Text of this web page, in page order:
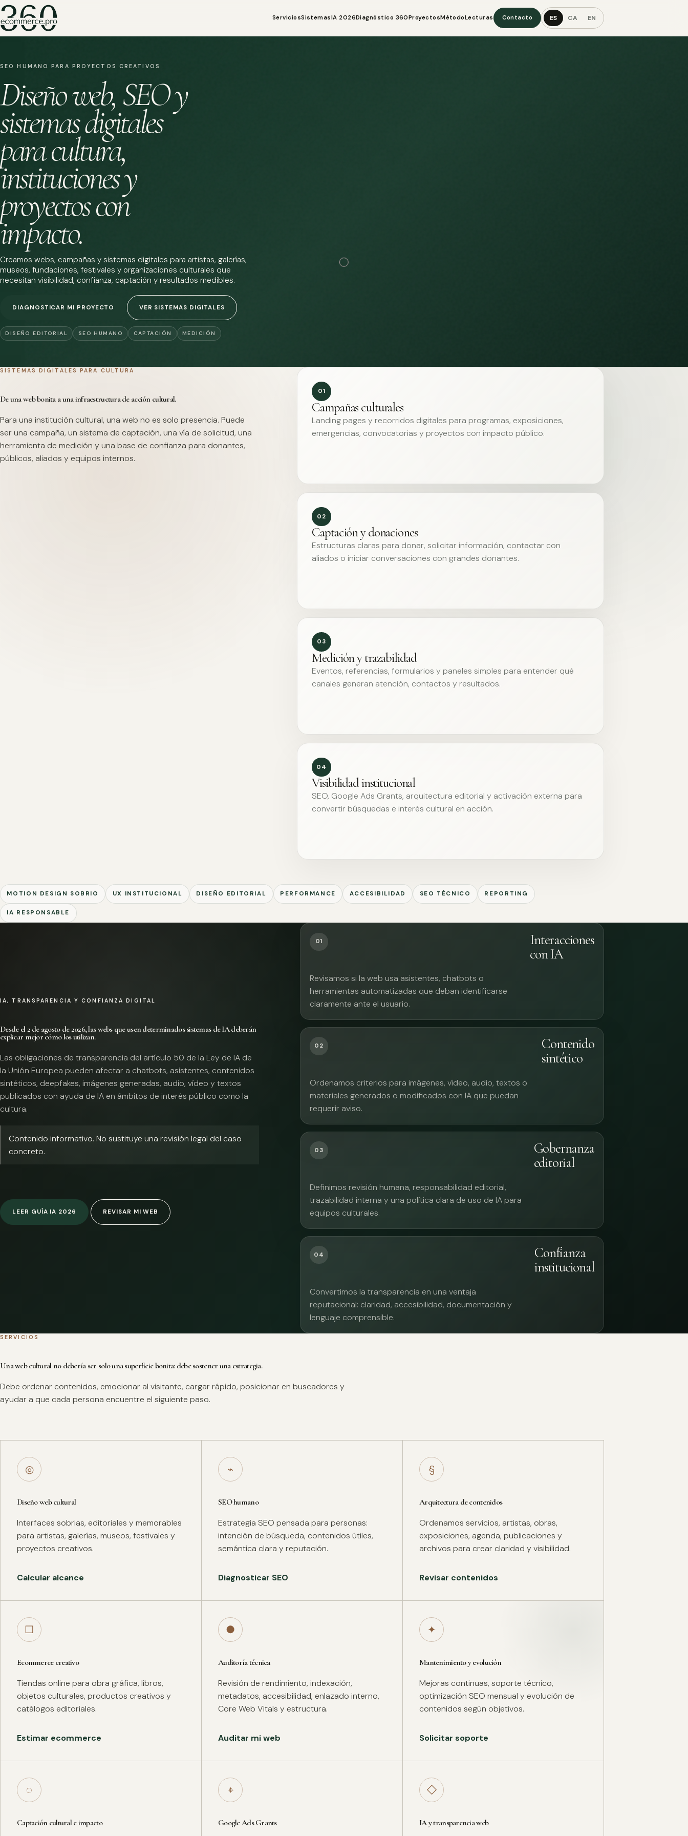
ServiciosSistemasIA 2026Diagnóstico 360ProyectosMétodoLecturas Contacto ES CA EN
SEO HUMANO PARA PROYECTOS CREATIVOS
Diseño web, SEO y
sistemas digitales
para cultura,
instituciones y
proyectos con
impacto.
Creamos webs, campañas y sistemas digitales para artistas, galerías,
museos, fundaciones, festivales y organizaciones culturales que
necesitan visibilidad, confianza, captación y resultados medibles.
DIAGNOSTICAR MI PROYECTO VER SISTEMAS DIGITALES
DISEÑO EDITORIAL SEO HUMANO CAPTACIÓN MEDICIÓN
SISTEMAS DIGITALES PARA CULTURA
De una web bonita a una infraestructura de acción cultural.
Para una institución cultural, una web no es solo presencia. Puede
ser una campaña, un sistema de captación, una vía de solicitud, una
herramienta de medición y una base de confianza para donantes,
públicos, aliados y equipos internos.
01
Campañas culturales
Landing pages y recorridos digitales para programas, exposiciones,
emergencias, convocatorias y proyectos con impacto público.
02
Captación y donaciones
Estructuras claras para donar, solicitar información, contactar con
aliados o iniciar conversaciones con grandes donantes.
03
Medición y trazabilidad
Eventos, referencias, formularios y paneles simples para entender qué
canales generan atención, contactos y resultados.
04
Visibilidad institucional
SEO, Google Ads Grants, arquitectura editorial y activación externa para
convertir búsquedas e interés cultural en acción.
MOTION DESIGN SOBRIO UX INSTITUCIONAL DISEÑO EDITORIAL PERFORMANCE ACCESIBILIDAD SEO TÉCNICO REPORTING
IA RESPONSABLE
IA, TRANSPARENCIA Y CONFIANZA DIGITAL
Desde el 2 de agosto de 2026, las webs que usen determinados sistemas de IA deberán
explicar mejor cómo los utilizan.
Las obligaciones de transparencia del artículo 50 de la Ley de IA de
la Unión Europea pueden afectar a chatbots, asistentes, contenidos
sintéticos, deepfakes, imágenes generadas, audio, vídeo y textos
publicados con ayuda de IA en ámbitos de interés público como la
cultura.
Contenido informativo. No sustituye una revisión legal del caso
concreto.
LEER GUÍA IA 2026 REVISAR MI WEB
01
Interacciones
con IA
Revisamos si la web usa asistentes, chatbots o
herramientas automatizadas que deban identificarse
claramente ante el usuario.
02
Contenido
sintético
Ordenamos criterios para imágenes, vídeo, audio, textos o
materiales generados o modificados con IA que puedan
requerir aviso.
03
Gobernanza
editorial
Definimos revisión humana, responsabilidad editorial,
trazabilidad interna y una política clara de uso de IA para
equipos culturales.
04
Confianza
institucional
Convertimos la transparencia en una ventaja
reputacional: claridad, accesibilidad, documentación y
lenguaje comprensible.
SERVICIOS
Una web cultural no debería ser solo una superficie bonita: debe sostener una estrategia.
Debe ordenar contenidos, emocionar al visitante, cargar rápido, posicionar en buscadores y
ayudar a que cada persona encuentre el siguiente paso.
◎
Diseño web cultural
Interfaces sobrias, editoriales y memorables
para artistas, galerías, museos, festivales y
proyectos creativos.
Calcular alcance
⌁
SEO humano
Estrategia SEO pensada para personas:
intención de búsqueda, contenidos útiles,
semántica clara y reputación.
Diagnosticar SEO
§
Arquitectura de contenidos
Ordenamos servicios, artistas, obras,
exposiciones, agenda, publicaciones y
archivos para crear claridad y visibilidad.
Revisar contenidos
□
Ecommerce creativo
Tiendas online para obra gráfica, libros,
objetos culturales, productos creativos y
catálogos editoriales.
Estimar ecommerce
●
Auditoría técnica
Revisión de rendimiento, indexación,
metadatos, accesibilidad, enlazado interno,
Core Web Vitals y estructura.
Auditar mi web
✦
Mantenimiento y evolución
Mejoras continuas, soporte técnico,
optimización SEO mensual y evolución de
contenidos según objetivos.
Solicitar soporte
◌
Captación cultural e impacto
⌖
Google Ads Grants
◇
IA y transparencia web